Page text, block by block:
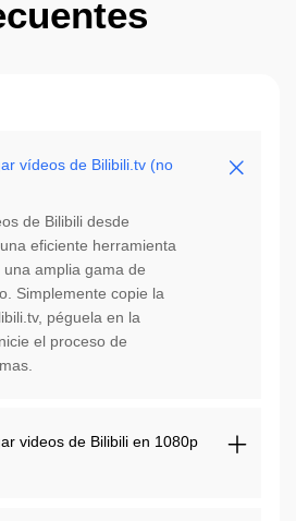
vídeos de Bilibili.tv (no
de Bilibili desde
eficiente herramienta
amplia gama de
Simplemente copie la
péguela en la
el proceso de
videos de Bilibili en 1080p